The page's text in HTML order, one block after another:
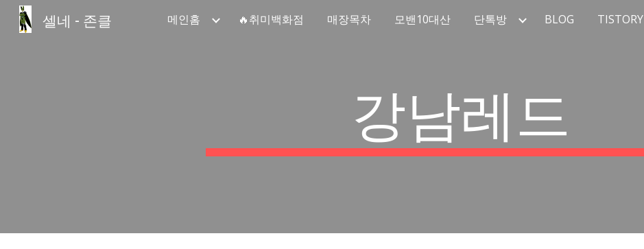
Skip to main content Skip to navigation
셀네 - 존클 메인홈 🔥취미백화점 매장목차 모밴10대산 단톡방 BLOG TISTORY
강남레드